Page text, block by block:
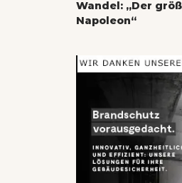
Wandel: „Der
Napoleon“